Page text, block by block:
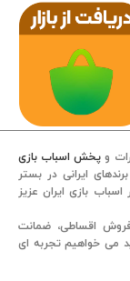
و پخش اسباب بازی
ایرانی در بستر
بازی ایران عزیز
اقساطی، ضمانت
می خواهیم تجربه ای